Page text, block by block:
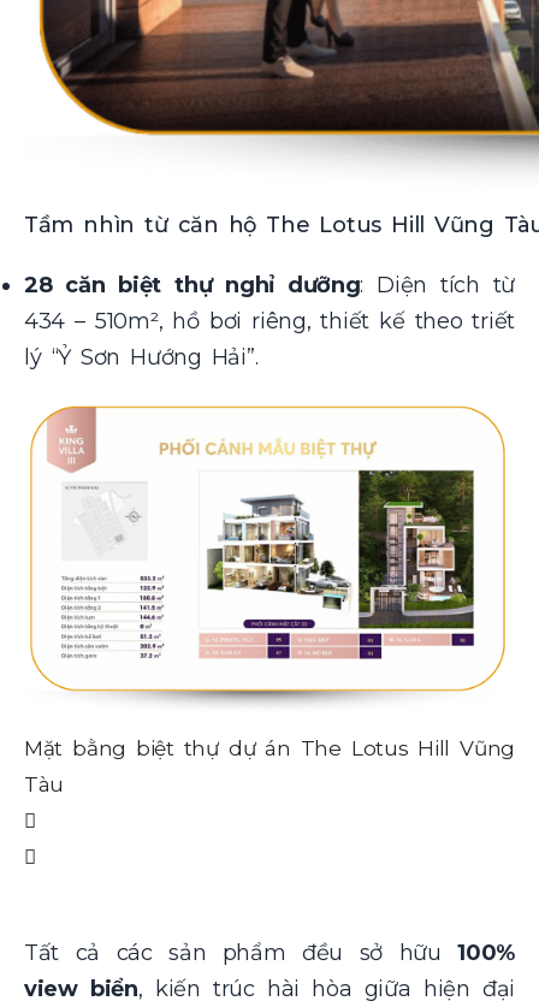
Tầm nhìn từ căn hộ The Lotus Hill Vũng
28 căn biệt thự nghỉ dưỡng: Diện tích từ
434 – 510m², hồ bơi riêng, thiết kế theo triết
lý “Ỷ Sơn Hướng Hải”.
Mặt bằng biệt thự dự án The Lotus Hill Vũng
Tàu
Tất cả các sản phẩm đều sở hữu100%
view biển, kiến trúc hài hòa giữa hiện đại